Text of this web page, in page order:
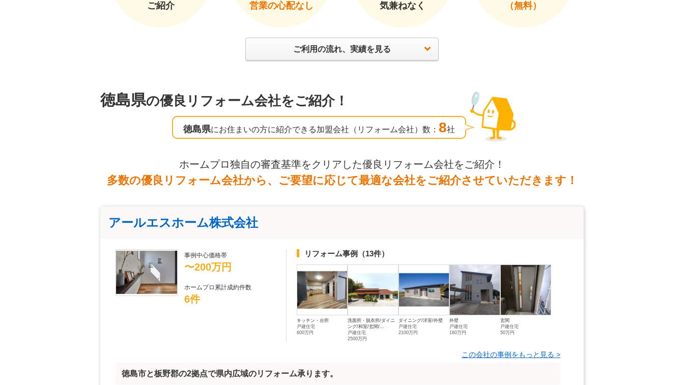
ご紹介
営業の心配なし
気兼ねなく
（無料）
ご利用の流れ、実績を見る
徳島県の優良リフォーム会社をご紹介！
徳島県にお住まいの方に紹介できる加盟会社（リフォーム会社）数： 8社
ホームプロ独自の審査基準をクリアした優良リフォーム会社をご紹介！
多数の優良リフォーム会社から、ご要望に応じて最適な会社をご紹介させていただきます！
アールエスホーム株式会社
事例中心価格帯
〜200万円
ホームプロ累計成約件数
6件
リフォーム事例 （13件）
キッチン・台所
戸建住宅
600万円
洗面所・脱衣所/ダイニ
ング/和室/玄関/...
戸建住宅
2500万円
ダイニング/洋室/外壁
戸建住宅
2100万円
外壁
戸建住宅
160万円
玄関
戸建住宅
50万円
この会社の事例をもっと見る >
徳島市と板野郡の2拠点で県内広域のリフォーム承ります。